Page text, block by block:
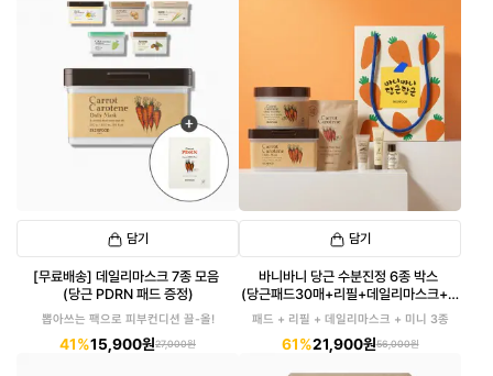
담기
[무료배송] 데일리마스크 7종 모음
(당근 PDRN 패드 증정)
뽑아쓰는 팩으로 피부컨디션 끌-올!
41%15,900원27,000원
담기
바니바니 당근 수분진정 6종 박스
(당근패드30매+리필+데일리마스크+미
니3종)
패드 + 리필 + 데일리마스크 + 미니 3종
61%21,900원56,000원